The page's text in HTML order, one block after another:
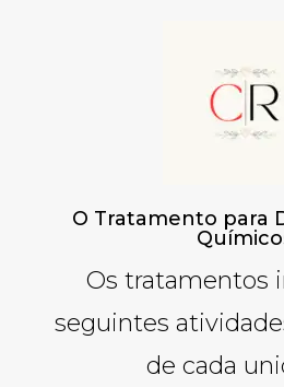
O Tratamento para
Os tratamentos
seguintes
de cada